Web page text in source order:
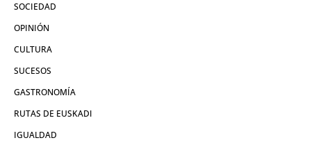
SOCIEDAD
OPINIÓN
CULTURA
SUCESOS
GASTRONOMÍA
RUTAS DE EUSKADI
IGUALDAD